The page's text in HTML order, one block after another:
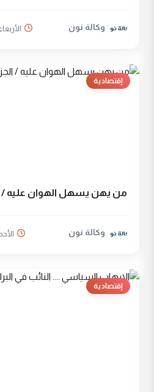
وكالة نون الأربعاء 30 كانون الأول 2015
إقتصادية
من يهن يسهل الهوان عليه /
وكالة نون الأحد 27 كانون الأول 2015
إقتصادية